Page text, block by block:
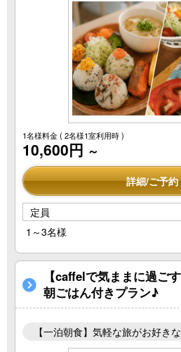
1名様料金( 2名様1室利用時 )
10,600円 ～
詳細/ご予約
定員
1～3名様
【caffelで気ままに過ご
朝ごはん付きプラン♪
【一泊朝食】気軽な旅がお好き